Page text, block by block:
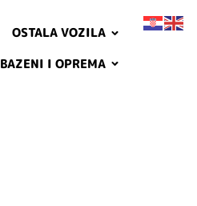
OSTALA VOZILA
BAZENI I OPREMA